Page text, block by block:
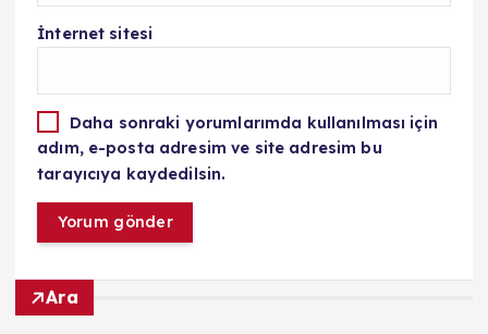
İnternet sitesi
Daha sonraki yorumlarımda kullanılması için
adım, e-posta adresim ve site adresim bu
tarayıcıya kaydedilsin.
Ara